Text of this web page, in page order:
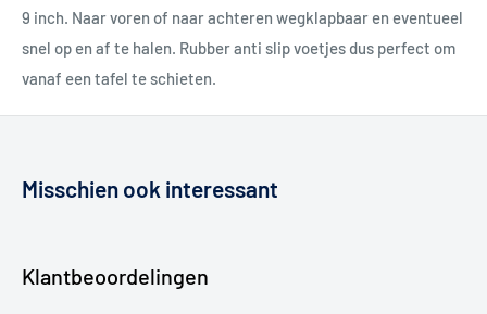
9 inch. Naar voren of naar achteren wegklapbaar en eventueel
snel op en af te halen. Rubber anti slip voetjes dus perfect om
vanaf een tafel te schieten.
Misschien ook interessant
Klantbeoordelingen